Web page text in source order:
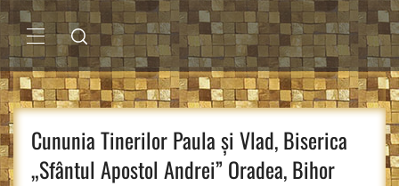
Sari
la
conținutMENIU
PRINCIPAL
Cununia Tinerilor Paula și Vlad, Biserica
„Sfântul Apostol Andrei” Oradea, Bihor